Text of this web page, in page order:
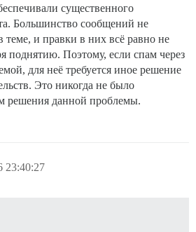
существенного
Большинство сообщений не
теме, и правки в них всё равно не
поднятию. Поэтому, если спам через
для неё требуется иное решение
Это никогда не было
решения данной проблемы.
23:40:27